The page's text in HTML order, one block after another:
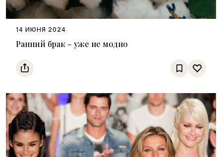
Ранний брак – уже не модно
14 ИЮНЯ 2024